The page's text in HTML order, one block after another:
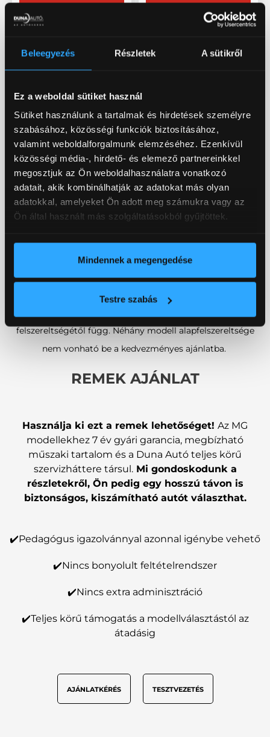
Beleegyezés Részletek A sütikről
Ez a weboldal sütiket használ
Sütiket használunk a tartalmak és hirdetések személyre
szabásához, közösségi funkciók biztosításához,
valamint weboldalforgalmunk elemzéséhez. Ezenkívül
közösségi média-, hirdető- és elemező partnereinkkel
megosztjuk az Ön weboldalhasználatra vonatkozó
adatait, akik kombinálhatják az adatokat más olyan
adatokkal, amelyeket Ön adott meg számukra vagy az
Ön által használt más szolgáltatásokból gyűjtöttek.
Mindennek a megengedése
Testre szabás
MG
HS
Igényelhető támogatás:
* MG HS esetén: 16-18%
Legkedvezőbb ár*
Megnézem
MG
MG S5
Igényelhető támogatás:
* MGS5-ev esetén: 18%
Legkedvezőbb ár*
Megnézem
*A kedvezmény mértéke a meghajtás módjától és a modell
felszereltségétől függ. Néhány modell alapfelszereltsége
nem vonható be a kedvezményes ajánlatba.
REMEK AJÁNLAT
Használja ki ezt a remek lehetőséget! Az MG
modellekhez 7 év gyári garancia, megbízható
műszaki tartalom és a Duna Autó teljes körű
szervizháttere társul.Mi gondoskodunk a
részletekről, Ön pedig egy hosszú távon is
biztonságos, kiszámítható autót választhat.
✔️Pedagógus igazolvánnyal azonnal igénybe vehető
✔️Nincs bonyolult feltételrendszer
✔️Nincs extra adminisztráció
✔️Teljes körű támogatás a modellválasztástól az
átadásig
AJÁNLATKÉRÉS TESZTVEZETÉS